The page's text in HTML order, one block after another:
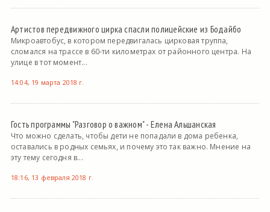
Артистов передвижного цирка спасли полицейские из Бодайбо
Микроавтобус, в котором передвигалась цирковая труппа,
сломался на трассе в 60-ти километрах от районного центра. На
улице в тот момент...
14:04, 19 марта 2018 г.
Гость программы "Разговор о важном" - Елена Альшанская
Что можно сделать, чтобы дети не попадали в дома ребенка,
оставались в родных семьях, и почему это так важно. Мнение на
эту тему сегодня в...
18:16, 13 февраля 2018 г.